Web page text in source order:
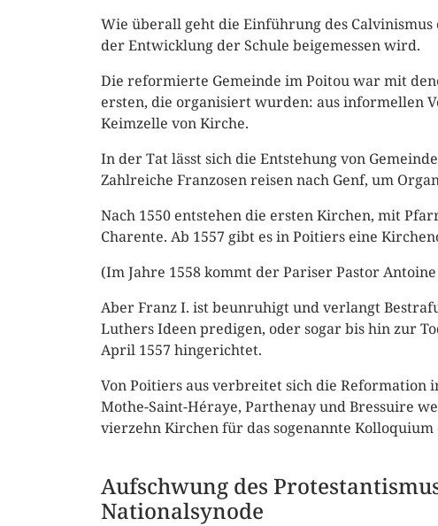
Wie überall geht die Einführung des
der Entwicklung der Schule beigemessen wird.
Die reformierte Gemeinde im Poitou war mit
ersten, die organisiert wurden: aus informellen
Keimzelle von Kirche.
In der Tat lässt sich die Entstehung von
Zahlreiche Franzosen reisen nach Genf, um
Nach 1550 entstehen die ersten Kirchen, mit
Charente. Ab 1557 gibt es in Poitiers eine
(Im Jahre 1558 kommt der Pariser Pastor
Aber Franz I. ist beunruhigt und verlangt
Luthers Ideen predigen, oder sogar bis hin zur
April 1557 hingerichtet.
Von Poitiers aus verbreitet sich die Reformation
Mothe-Saint-Héraye, Parthenay und Bressuire
vierzehn Kirchen für das sogenannte Kolloquium
Aufschwung des
Nationalsynode